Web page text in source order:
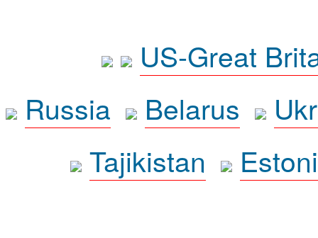
US-Great
Russia
Belarus
Tajikistan